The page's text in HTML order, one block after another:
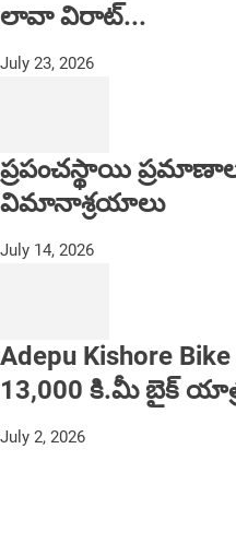
లావా విరాట్...
July 23, 2026
ప్రపంచస్థాయి
విమానాశ్రయాలు
July 14, 2026
Adepu Kishore
13,000 కి.మీ బైక్
July 2, 2026